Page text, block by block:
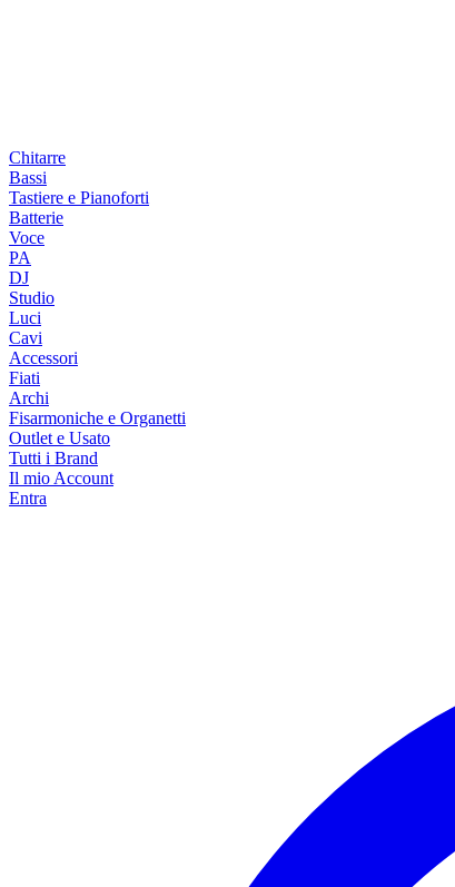
Chitarre
Bassi
Tastiere e Pianoforti
Batterie
Voce
PA
DJ
Studio
Luci
Cavi
Accessori
Fiati
Archi
Fisarmoniche e Organetti
Outlet e Usato
Tutti i Brand
Il mio Account
Entra